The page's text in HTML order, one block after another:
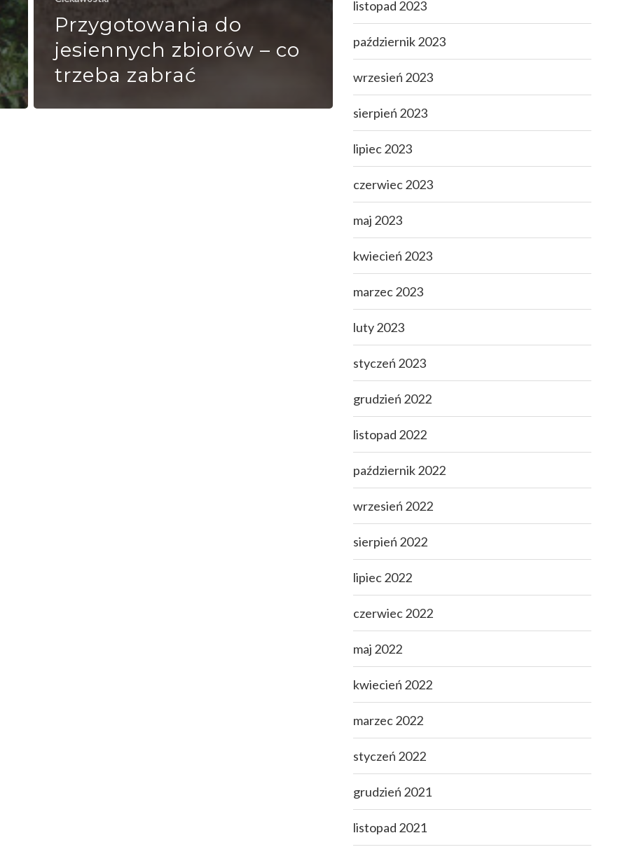
Przygotowania do
jesiennych zbiorów – co
trzeba zabrać
listopad 2023
październik 2023
wrzesień 2023
sierpień 2023
lipiec 2023
czerwiec 2023
maj 2023
kwiecień 2023
marzec 2023
luty 2023
styczeń 2023
grudzień 2022
listopad 2022
październik 2022
wrzesień 2022
sierpień 2022
lipiec 2022
czerwiec 2022
maj 2022
kwiecień 2022
marzec 2022
styczeń 2022
grudzień 2021
listopad 2021